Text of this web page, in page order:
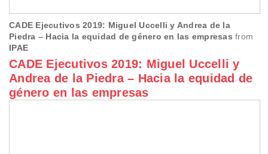
CADE Ejecutivos 2019: Miguel Uccelli y Andrea de la
Piedra – Hacia la equidad de género en las empresas from
IPAE
CADE Ejecutivos 2019: Miguel Uccelli y
Andrea de la Piedra – Hacia la equidad de
género en las empresas